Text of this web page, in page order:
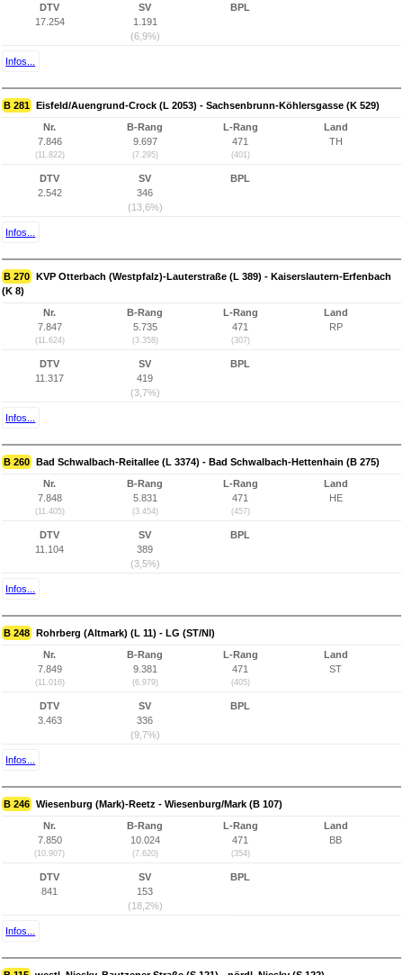
DTV
17.254
SV
1.191
(6,9%)
BPL
Infos...
B 281 Eisfeld/Auengrund-Crock (L 2053) - Sachsenbrunn-Köhlersgasse (K 529)
Nr.
7.846
(11.822)
B-Rang
9.697
(7.295)
L-Rang
471
(401)
Land
TH
DTV
2.542
SV
346
(13,6%)
BPL
Infos...
B 270 KVP Otterbach (Westpfalz)-Lauterstraße (L 389) - Kaiserslautern-Erfenbach
(K 8)
Nr.
7.847
(11.624)
B-Rang
5.735
(3.358)
L-Rang
471
(307)
Land
RP
DTV
11.317
SV
419
(3,7%)
BPL
Infos...
B 260 Bad Schwalbach-Reitallee (L 3374) - Bad Schwalbach-Hettenhain (B 275)
Nr.
7.848
(11.405)
B-Rang
5.831
(3.454)
L-Rang
471
(457)
Land
HE
DTV
11.104
SV
389
(3,5%)
BPL
Infos...
B 248 Rohrberg (Altmark) (L 11) - LG (ST/NI)
Nr.
7.849
(11.016)
B-Rang
9.381
(6.979)
L-Rang
471
(405)
Land
ST
DTV
3.463
SV
336
(9,7%)
BPL
Infos...
B 246 Wiesenburg (Mark)-Reetz - Wiesenburg/Mark (B 107)
Nr.
7.850
(10.907)
B-Rang
10.024
(7.620)
L-Rang
471
(354)
Land
BB
DTV
841
SV
153
(18,2%)
BPL
Infos...